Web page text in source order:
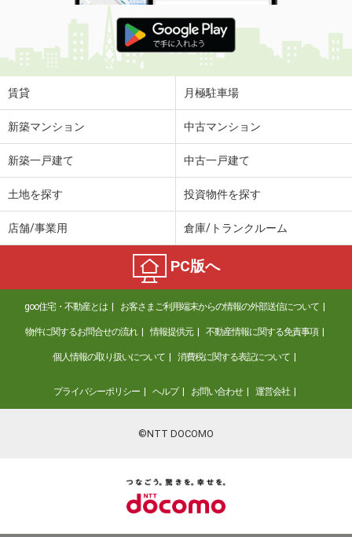
賃貸 月極駐車場
新築マンション 中古マンション
新築一戸建て 中古一戸建て
土地を探す 投資物件を探す
店舗/事業用 倉庫/トランクルーム
PC版へ
goo住宅・不動産とは お客さまご利用端末からの情報の外部送信について
物件に関するお問合せの流れ 情報提供元 不動産情報に関する免責事項
個人情報の取り扱いについて 消費税に関する表記について
プライバシーポリシー ヘルプ お問い合わせ 運営会社
©NTT DOCOMO